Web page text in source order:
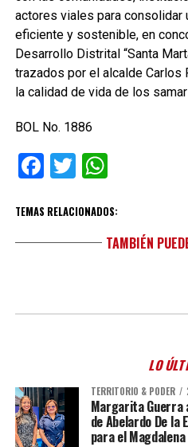
actores viales para consolidar
eficiente y sostenible, en
Desarrollo Distrital “Santa
trazados por el alcalde Carlos
la calidad de vida de los
BOL No. 1886
Facebook
Twitter
TEMAS RELACIONADOS:
TAMBIÉN
LO
TERRITORIO & PODER
Margarita Guerra
de Abelardo De la
para el Magdalena